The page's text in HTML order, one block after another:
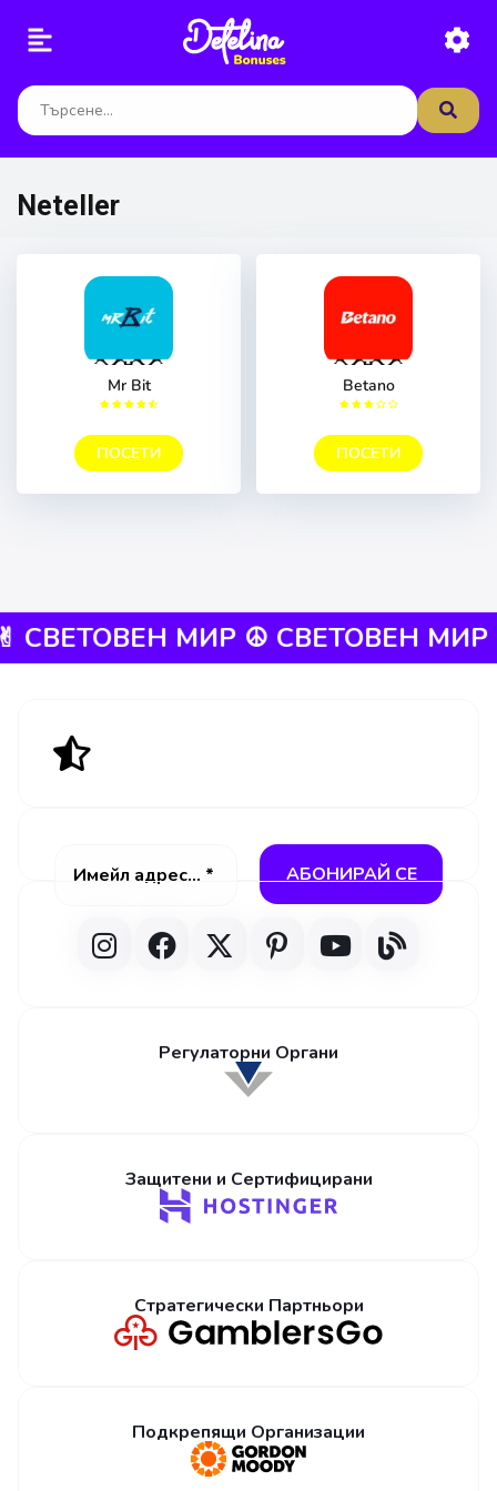
Neteller
Mr Bit
ПОСЕТИ
Betano
ПОСЕТИ
СВЕТОВЕН МИР ☮︎ СВЕТОВЕН МИР
Регулаторни Органи
Защитени и Сертифицирани
Стратегически Партньори
Подкрепящи Организации